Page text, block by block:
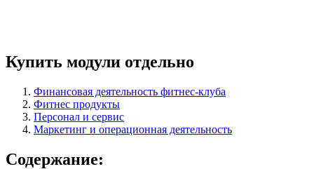
Купить модули отдельно
Финансовая деятельность фитнес-клуба
Фитнес продукты
Персонал и сервис
Маркетинг и операционная деятельность
Содержание: